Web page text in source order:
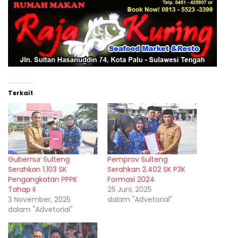
Terkait
Gubernur Sulteng
Serahkan 1.103 SK
Pengangkatan PPPK
Tahap II
3 November, 2025
dalam "Advetorial"
Pemprov Sulteng
Serahkan 2.402 SK P3K
Formasi 2024
25 Juni, 2025
dalam "Advetorial"